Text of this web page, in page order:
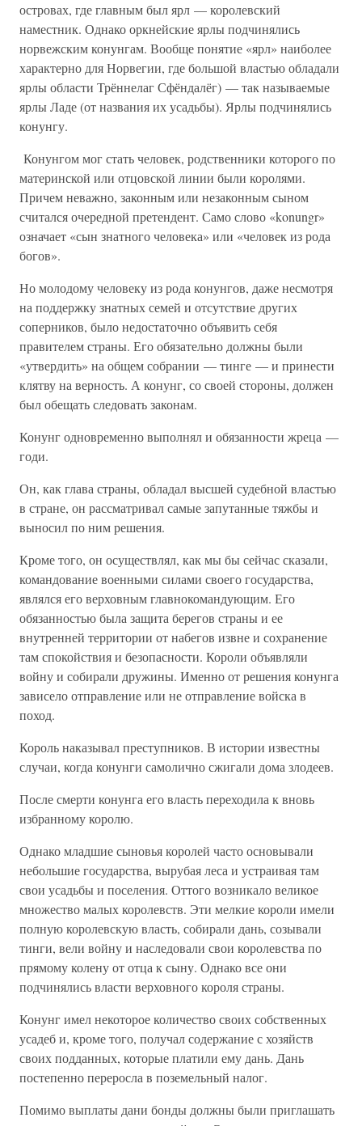
островах, где главным был ярл — королевский
наместник. Однако оркнейские ярлы подчинялись
норвежским конунгам. Вообще понятие «ярл» наиболее
характерно для Норвегии, где большой властью обладали
ярлы области Трённелаг Сфёндалёг) — так называемые
ярлы Ладе (от названия их усадьбы). Ярлы подчинялись
конунгу.
Конунгом мог стать человек, родственники которого по
материнской или отцовской линии были королями.
Причем неважно, законным или незаконным сыном
считался очередной претендент. Само слово «konungr»
означает «сын знатного человека» или «человек из рода
богов».
Но молодому человеку из рода конунгов, даже несмотря
на поддержку знатных семей и отсутствие других
соперников, было недостаточно объявить себя
правителем страны. Его обязательно должны были
«утвердить» на общем собрании — тинге — и принести
клятву на верность. А конунг, со своей стороны, должен
был обещать следовать законам.
Конунг одновременно выполнял и обязанности жреца —
годи.
Он, как глава страны, обладал высшей судебной властью
в стране, он рассматривал самые запутанные тяжбы и
выносил по ним решения.
Кроме того, он осуществлял, как мы бы сейчас сказали,
командование военными силами своего государства,
являлся его верховным главнокомандующим. Его
обязанностью была защита берегов страны и ее
внутренней территории от набегов извне и сохранение
там спокойствия и безопасности. Короли объявляли
войну и собирали дружины. Именно от решения конунга
зависело отправление или не отправление войска в
поход.
Король наказывал преступников. В истории известны
случаи, когда конунги самолично сжигали дома злодеев.
После смерти конунга его власть переходила к вновь
избранному королю.
Однако младшие сыновья королей часто основывали
небольшие государства, вырубая леса и устраивая там
свои усадьбы и поселения. Оттого возникало великое
множество малых королевств. Эти мелкие короли имели
полную королевскую власть, собирали дань, созывали
тинги, вели войну и наследовали свои королевства по
прямому колену от отца к сыну. Однако все они
подчинялись власти верховного короля страны.
Конунг имел некоторое количество своих собственных
усадеб и, кроме того, получал содержание с хозяйств
своих подданных, которые платили ему дань. Дань
постепенно переросла в поземельный налог.
Помимо выплаты дани бонды должны были приглашать